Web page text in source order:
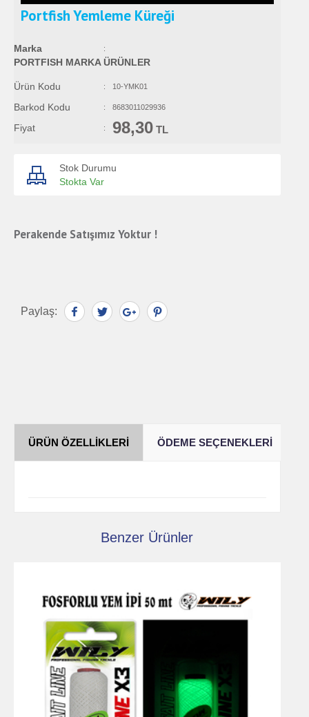
Portfish Yemleme Küreği
Marka :
PORTFISH MARKA ÜRÜNLER
Ürün Kodu : 10-YMK01
Barkod Kodu : 8683011029936
Fiyat : 98,30 TL
Stok Durumu
Stokta Var
Perakende Satışımız Yoktur !
Paylaş:
ÜRÜN ÖZELLIKLERI ÖDEME SEÇENEKLERI
Benzer Ürünler